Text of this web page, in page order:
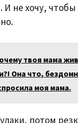
И не хочу,
твоя мама
Она что,
моя мама.
потом